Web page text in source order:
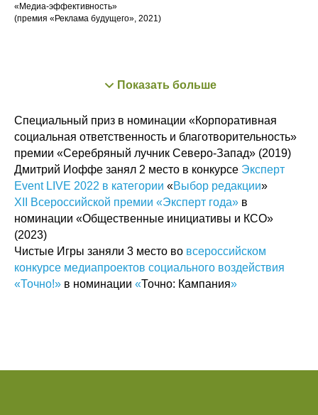
«Медиа-эффективность»
(премия «Реклама будущего», 2021)
Показать больше
Специальный приз в номинации «Корпоративная
социальная ответственность и благотворительность»
премии «Серебряный лучник Северо-Запад» (2019)
Дмитрий Иоффе занял 2 место в конкурсе Эксперт
Event LIVE 2022 в категории «Выбор редакции»
XII Всероссийской премии «Эксперт года» в
номинации «Общественные инициативы и КСО»
(2023)
Чистые Игры заняли 3 место во всероссийском
конкурсе медиапроектов социального воздействия
«Точно!» в номинации «Точно: Кампания»